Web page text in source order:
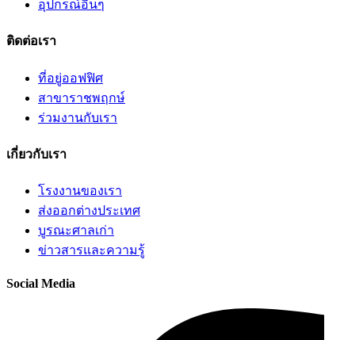
อุปกรณ์อื่นๆ
ติดต่อเรา
ที่อยู่ออฟฟิศ
สาขาราชพฤกษ์
ร่วมงานกับเรา
เกี่ยวกับเรา
โรงงานของเรา
ส่งออกต่างประเทศ
บูรณะศาลเก่า
ข่าวสารและความรู้
Social Media